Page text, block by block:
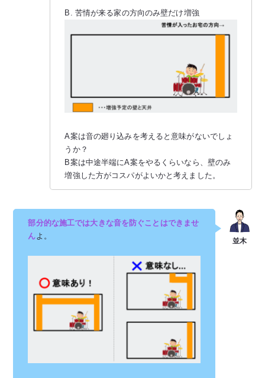
B. 苦情が来る家の方向のみ壁だけ増強
A案は音の廻り込みを考えると意味がないでしょ
うか？
B案は中途半端にA案をやるくらいなら、壁のみ
増強した方がコスパがよいかと考えました。
部分的な施工では大きな音を防ぐことはできませ
んよ。